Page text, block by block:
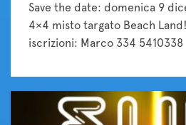
Save the date: domenica 9
4×4 misto targato Beach
iscrizioni: Marco 334 5410338